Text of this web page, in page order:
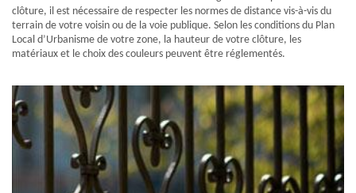
clôture, il est nécessaire de respecter les normes de distance vis-à-vis du
terrain de votre voisin ou de la voie publique. Selon les conditions du Plan
Local d’Urbanisme de votre zone, la hauteur de votre clôture, les
matériaux et le choix des couleurs peuvent être réglementés.